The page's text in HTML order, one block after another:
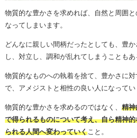
物質的な豊かさを求めれば、自然と周囲
なってしまいます。
どんなに親しい間柄だったとしても、豊
し、対立し、調和が乱れてしまうこともあ
物質的なものへの執着を捨て、豊かさに
で、アメジストと相性の良い人になってい
物質的な豊かさを求めるのではなく、 精神
で得られるものについて考え、自ら精神
られる人間へ変わっていくこと。